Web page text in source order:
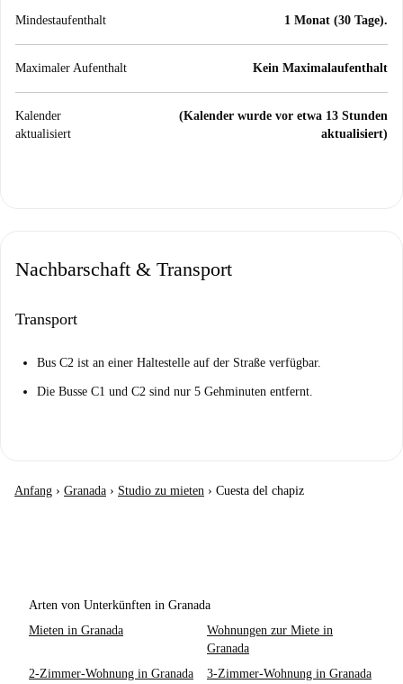
Mindestaufenthalt 1 Monat (30 Tage).
Maximaler Aufenthalt Kein Maximalaufenthalt
Kalender
aktualisiert
(Kalender wurde vor etwa 13 Stunden
aktualisiert)
Nachbarschaft & Transport
Transport
Bus C2 ist an einer Haltestelle auf der Straße verfügbar.
Die Busse C1 und C2 sind nur 5 Gehminuten entfernt.
Anfang › Granada › Studio zu mieten › Cuesta del chapiz
Arten von Unterkünften in Granada
Mieten in Granada
Wohnungen zur Miete in
Granada
2-Zimmer-Wohnung in Granada
3-Zimmer-Wohnung in Granada